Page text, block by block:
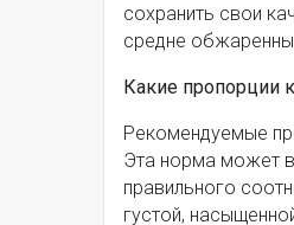
сохранить свои
средне
Какие пропорции
Рекомендуемые
Эта норма может
правильного
густой,